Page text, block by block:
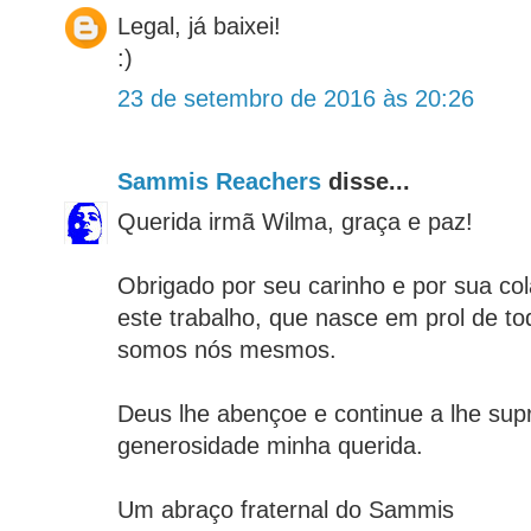
Legal, já baixei!
:)
23 de setembro de 2016 às 20:26
Sammis Reachers disse...
Querida irmã Wilma, graça e paz!
Obrigado por seu carinho e por sua
este trabalho, que nasce em prol de
somos nós mesmos.
Deus lhe abençoe e continue a lhe
generosidade minha querida.
Um abraço fraternal do Sammis